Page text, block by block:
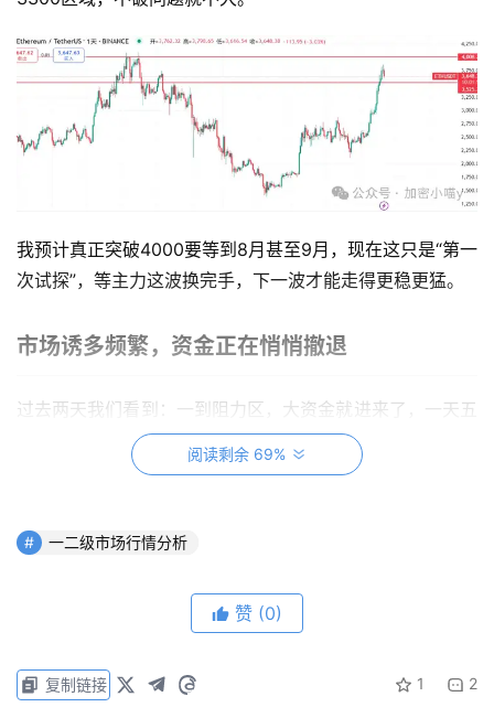
我预计真正突破4000要等到8月甚至9月，现在这只是“第一
次试探”，等主力这波换完手，下一波才能走得更稳更猛。
市场诱多频繁，资金正在悄悄撤退
过去两天我们看到：一到阻力区，大资金就进来了，一天五
亿、三亿地砸进去，看着像要突破，但几个小时后就开始出
货砸。显然，这是在“诱哆测试”。
阅读剩余 69%
一二级市场行情分析
赞 (0)
1 2
复制链接